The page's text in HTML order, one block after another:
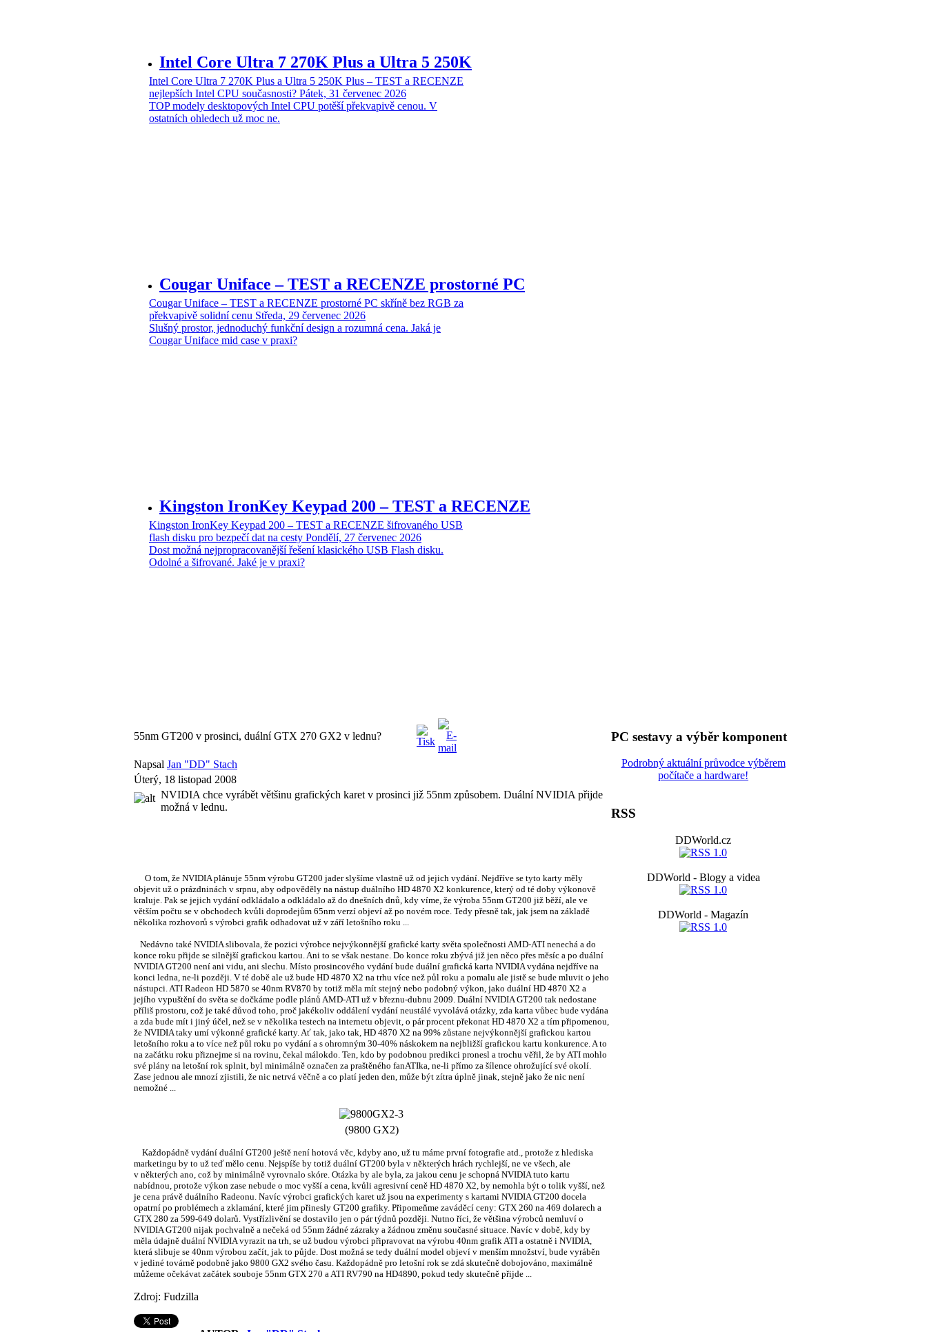
Intel Core Ultra 7 270K Plus a Ultra 5 250K
Intel Core Ultra 7 270K Plus a Ultra 5 250K Plus – TEST a RECENZE
nejlepších Intel CPU současnosti? Pátek, 31 červenec 2026
TOP modely desktopových Intel CPU potěší překvapivě cenou. V
ostatních ohledech už moc ne.
Cougar Uniface – TEST a RECENZE prostorné PC
Cougar Uniface – TEST a RECENZE prostorné PC skříně bez RGB za
překvapivě solidní cenu Středa, 29 červenec 2026
Slušný prostor, jednoduchý funkční design a rozumná cena. Jaká je
Cougar Uniface mid case v praxi?
Kingston IronKey Keypad 200 – TEST a RECENZE
Kingston IronKey Keypad 200 – TEST a RECENZE šifrovaného USB
flash disku pro bezpečí dat na cesty Pondělí, 27 červenec 2026
Dost možná nejpropracovanější řešení klasického USB Flash disku.
Odolné a šifrované. Jaké je v praxi?
55nm GT200 v prosinci, duální GTX 270 GX2 v lednu?
Napsal Jan "DD" Stach
Úterý, 18 listopad 2008
NVIDIA chce vyrábět většinu grafických karet v prosinci již 55nm způsobem. Duální NVIDIA přijde
možná v lednu.
O tom, že NVIDIA plánuje 55nm výrobu GT200 jader slyšíme vlastně už od jejich vydání. Nejdříve se tyto karty měly
objevit už o prázdninách v srpnu, aby odpověděly na nástup duálního HD 4870 X2 konkurence, který od té doby výkonově
kraluje. Pak se jejich vydání odkládalo a odkládalo až do dnešních dnů, kdy víme, že výroba 55nm GT200 již běží, ale ve
větším počtu se v obchodech kvůli doprodejům 65nm verzí objeví až po novém roce. Tedy přesně tak, jak jsem na základě
několika rozhovorů s výrobci grafik odhadovat už v září letošního roku ...
Nedávno také NVIDIA slibovala, že pozici výrobce nejvýkonnější grafické karty světa společnosti AMD-ATI nenechá a do
konce roku přijde se silnější grafickou kartou. Ani to se však nestane. Do konce roku zbývá již jen něco přes měsíc a po duální
NVIDIA GT200 není ani vidu, ani slechu. Místo prosincového vydání bude duální grafická karta NVIDIA vydána nejdříve na
konci ledna, ne-li později. V té době ale už bude HD 4870 X2 na trhu více než půl roku a pomalu ale jistě se bude mluvit o jeho
nástupci. ATI Radeon HD 5870 se 40nm RV870 by totiž měla mít stejný nebo podobný výkon, jako duální HD 4870 X2 a
jejího vypuštění do světa se dočkáme podle plánů AMD-ATI už v březnu-dubnu 2009. Duální NVIDIA GT200 tak nedostane
příliš prostoru, což je také důvod toho, proč jakékoliv oddálení vydání neustálé vyvolává otázky, zda karta vůbec bude vydána
a zda bude mít i jiný účel, než se v několika testech na internetu objevit, o pár procent překonat HD 4870 X2 a tím připomenou,
že NVIDIA taky umí výkonné grafické karty. Ať tak, jako tak, HD 4870 X2 na 99% zůstane nejvýkonnější grafickou kartou
letošního roku a to více než půl roku po vydání a s ohromným 30-40% náskokem na nejbližší grafickou kartu konkurence. A to
na začátku roku přiznejme si na rovinu, čekal málokdo. Ten, kdo by podobnou predikci pronesl a trochu věřil, že by ATI mohlo
své plány na letošní rok splnit, byl minimálně označen za praštěného fanATIka, ne-li přímo za šílence ohrožující své okolí.
Zase jednou ale mnozí zjistili, že nic netrvá věčně a co platí jeden den, může být zítra úplně jinak, stejně jako že nic není
nemožné ...
(9800 GX2)
Každopádně vydání duální GT200 ještě není hotová věc, kdyby ano, už tu máme první fotografie atd., protože z hlediska
marketingu by to už teď mělo cenu. Nejspíše by totiž duální GT200 byla v některých hrách rychlejší, ne ve všech, ale
v některých ano, což by minimálně vyrovnalo skóre. Otázka by ale byla, za jakou cenu je schopná NVIDIA tuto kartu
nabídnou, protože výkon zase nebude o moc vyšší a cena, kvůli agresivní ceně HD 4870 X2, by nemohla být o tolik vyšší, než
je cena právě duálního Radeonu. Navíc výrobci grafických karet už jsou na experimenty s kartami NVIDIA GT200 docela
opatrní po problémech a zklamání, které jim přinesly GT200 grafiky. Připomeňme zaváděcí ceny: GTX 260 na 469 dolarech a
GTX 280 za 599-649 dolarů. Vystřízlivění se dostavilo jen o pár týdnů později. Nutno říci, že většina výrobců nemluví o
NVIDIA GT200 nijak pochvalně a nečeká od 55nm žádné zázraky a žádnou změnu současné situace. Navíc v době, kdy by
měla údajně duální NVIDIA vyrazit na trh, se už budou výrobci připravovat na výrobu 40nm grafik ATI a ostatně i NVIDIA,
která slibuje se 40nm výrobou začít, jak to půjde. Dost možná se tedy duální model objeví v menším množství, bude vyráběn
v jediné továrně podobně jako 9800 GX2 svého času. Každopádně pro letošní rok se zdá skutečně dobojováno, maximálně
můžeme očekávat začátek souboje 55nm GTX 270 a ATI RV790 na HD4890, pokud tedy skutečně přijde ...
Zdroj: Fudzilla
PC sestavy a výběr komponent
Podrobný aktuální průvodce výběrem
počítače a hardware!
RSS
DDWorld.cz
DDWorld - Blogy a videa
DDWorld - Magazín